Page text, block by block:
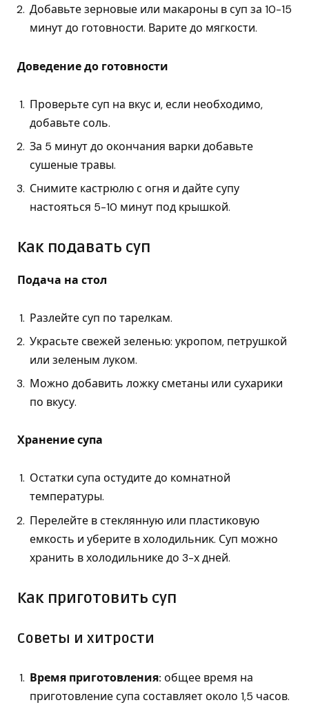
Добавьте зерновые или макароны в суп за 10-15
минут до готовности. Варите до мягкости.
Доведение до готовности
Проверьте суп на вкус и, если необходимо,
добавьте соль.
За 5 минут до окончания варки добавьте
сушеные травы.
Снимите кастрюлю с огня и дайте супу
настояться 5-10 минут под крышкой.
Как подавать суп
Подача на стол
Разлейте суп по тарелкам.
Украсьте свежей зеленью: укропом, петрушкой
или зеленым луком.
Можно добавить ложку сметаны или сухарики
по вкусу.
Хранение супа
Остатки супа остудите до комнатной
температуры.
Перелейте в стеклянную или пластиковую
емкость и уберите в холодильник. Суп можно
хранить в холодильнике до 3-х дней.
Как приготовить суп
Советы и хитрости
Время приготовления: общее время на
приготовление супа составляет около 1,5 часов.